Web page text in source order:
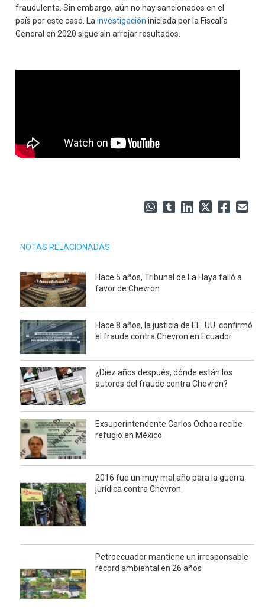
fraudulenta. Sin embargo, aún no hay sancionados en el
país por este caso. Lainvestigación iniciada por la Fiscalía
General en 2020 sigue sin arrojar resultados.
NOTAS RELACIONADAS
Hace 5 años, Tribunal de La Haya falló a
favor de Chevron
Hace 8 años, la justicia de EE. UU. confirmó
el fraude contra Chevron en Ecuador
¿Diez años después, dónde están los
autores del fraude contra Chevron?
Exsuperintendente Carlos Ochoa recibe
refugio en México
2016 fue un muy mal año para la guerra
jurídica contra Chevron
Petroecuador mantiene un irresponsable
récord ambiental en 26 años